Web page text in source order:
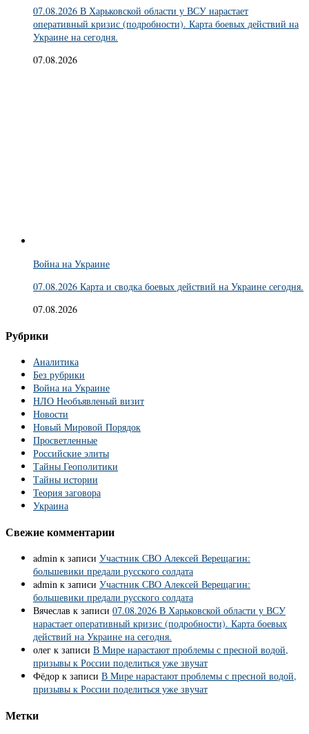
07.08.2026 В Харьковской области у ВСУ нарастает
оперативный кризис (подробности). Карта боевых действий на
Украине на сегодня.
07.08.2026
Война на Украине
07.08.2026 Карта и сводка боевых действий на Украине сегодня.
07.08.2026
Рубрики
Аналитика
Без рубрики
Война на Украине
НЛО Необъявленый визит
Новости
Новый Мировой Порядок
Просветленные
Российские элиты
Тайны Геополитики
Тайны истории
Теория заговора
Украина
Свежие комментарии
admin к записи Участник СВО Алексей Верещагин:
большевики предали русского солдата
admin к записи Участник СВО Алексей Верещагин:
большевики предали русского солдата
Вячеслав к записи 07.08.2026 В Харьковской области у ВСУ
нарастает оперативный кризис (подробности). Карта боевых
действий на Украине на сегодня.
олег к записи В Мире нарастают проблемы с пресной водой,
призывы к России поделиться уже звучат
Фёдор к записи В Мире нарастают проблемы с пресной водой,
призывы к России поделиться уже звучат
Метки